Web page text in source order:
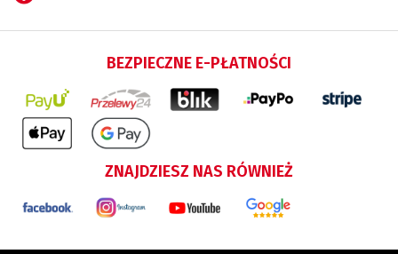
BEZPIECZNE E-PŁATNOŚCI
ZNAJDZIESZ NAS RÓWNIEŻ